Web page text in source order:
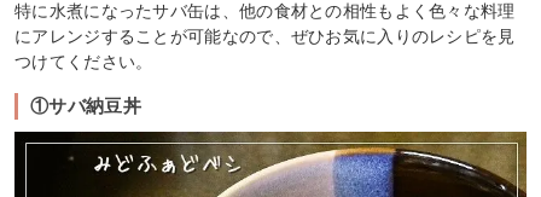
特に水煮になったサバ缶は、他の食材との相性もよく色々な料理
にアレンジすることが可能なので、ぜひお気に入りのレシピを見
つけてください。
①サバ納豆丼